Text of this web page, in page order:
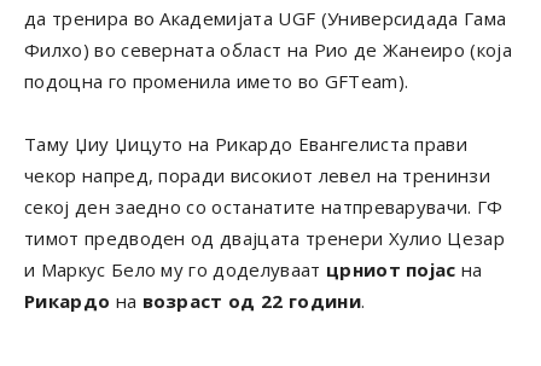
да тренира во Академијата UGF (Универсидада Гама
Филхо) во северната област на Рио де Жанеиро (која
подоцна го променила името во GFTeam).
Таму Џиу Џицуто на Рикардо Евангелиста прави
чекор напред, поради високиот левел на тренинзи
секој ден заедно со останатите натпреварувачи. ГФ
тимот предводен од двајцата тренери Хулио Цезар
и Маркус Бело му го доделуваат црниот појас на
Рикардо на возраст од 22 години.